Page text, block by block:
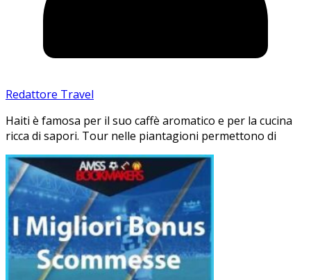
Redattore Travel
Haiti è famosa per il suo caffè aromatico e per la cucina
ricca di sapori. Tour nelle piantagioni permettono di